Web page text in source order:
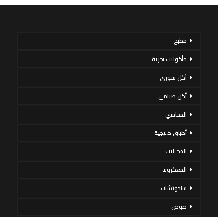
مطبخ
مأكولات بحرية
أكل سورى
أكل صيامي
المحاشي
أطباق خليجية
المخللات
المعكرونة
سندوتشات
صوص